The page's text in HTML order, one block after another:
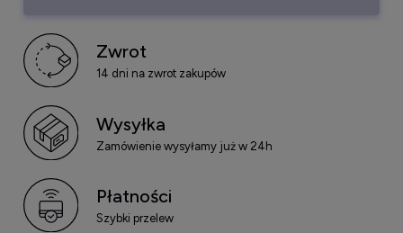
Zwrot
14 dni na zwrot zakupów
Wysyłka
Zamówienie wysyłamy już w 24h
Płatności
Szybki przelew